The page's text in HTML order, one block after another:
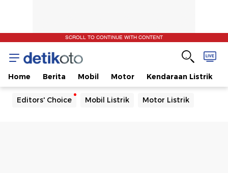
SCROLL TO CONTINUE WITH CONTENT
Home Berita Mobil Motor Kendaraan Listrik
Editors' Choice Mobil Listrik Motor Listrik